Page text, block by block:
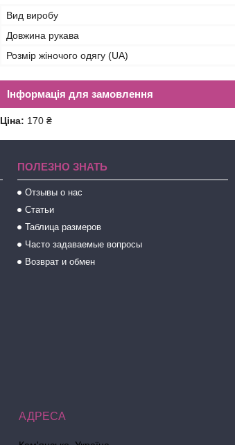
Вид виробу
Довжина рукава
Розмір жіночого одягу (UA)
Інформація для замовлення
Ціна: 170 ₴
ПОЛЕЗНО ЗНАТЬ
Отзывы о нас
Статьи
Таблица размеров
Часто задаваемые вопросы
Возврат и обмен